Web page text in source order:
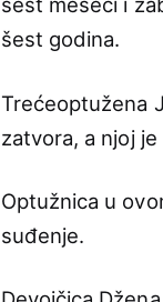
šest godina.
Trećeoptužena
zatvora, a njoj
Optužnica u
suđenje.